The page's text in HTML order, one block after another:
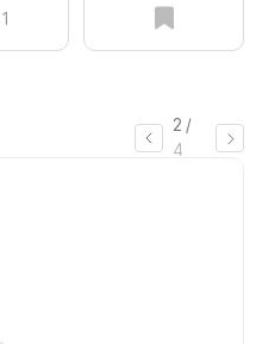
1
2 /
4